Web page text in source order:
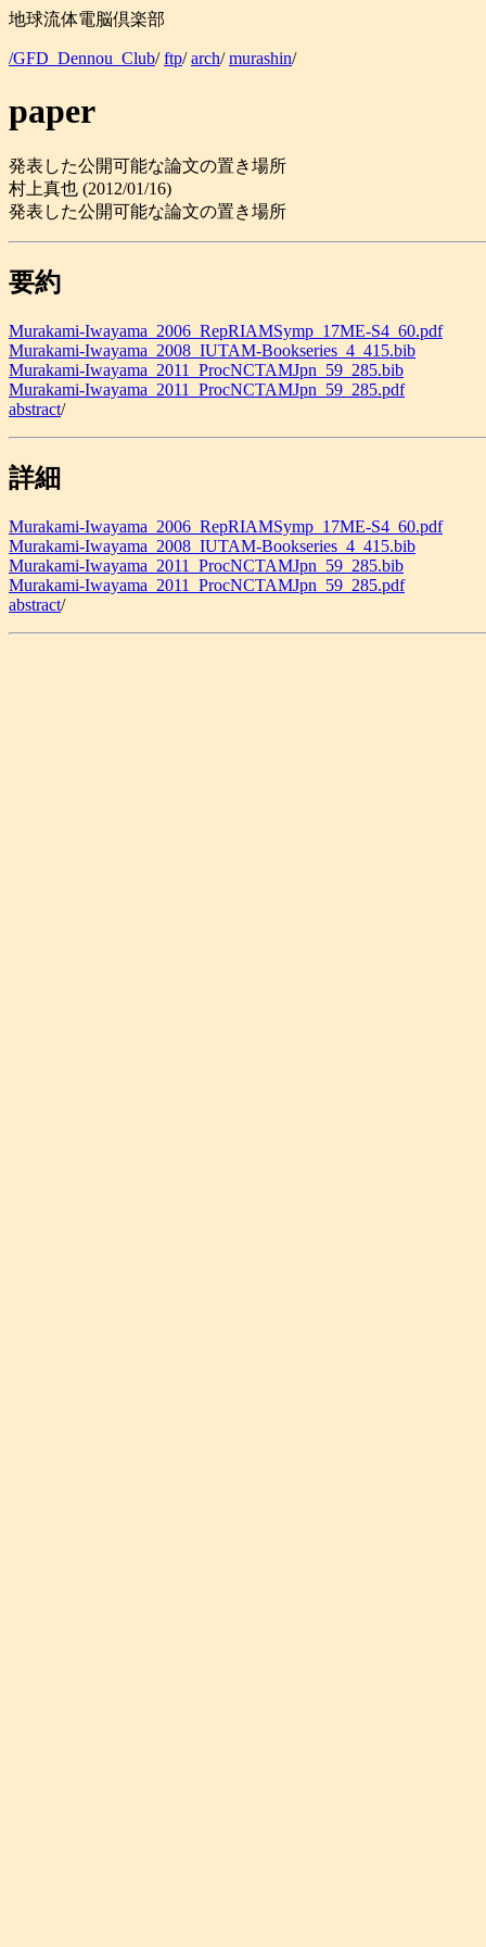
地球流体電脳倶楽部
/GFD_Dennou_Club/ftp/arch/murashin/
paper
発表した公開可能な論文の置き場所
村上真也 (2012/01/16)
発表した公開可能な論文の置き場所
要約
Murakami-Iwayama_2006_RepRIAMSymp_17ME-S4_60.pdf
Murakami-Iwayama_2008_IUTAM-Bookseries_4_415.bib
Murakami-Iwayama_2011_ProcNCTAMJpn_59_285.bib
Murakami-Iwayama_2011_ProcNCTAMJpn_59_285.pdf
abstract/
詳細
Murakami-Iwayama_2006_RepRIAMSymp_17ME-S4_60.pdf
Murakami-Iwayama_2008_IUTAM-Bookseries_4_415.bib
Murakami-Iwayama_2011_ProcNCTAMJpn_59_285.bib
Murakami-Iwayama_2011_ProcNCTAMJpn_59_285.pdf
abstract/